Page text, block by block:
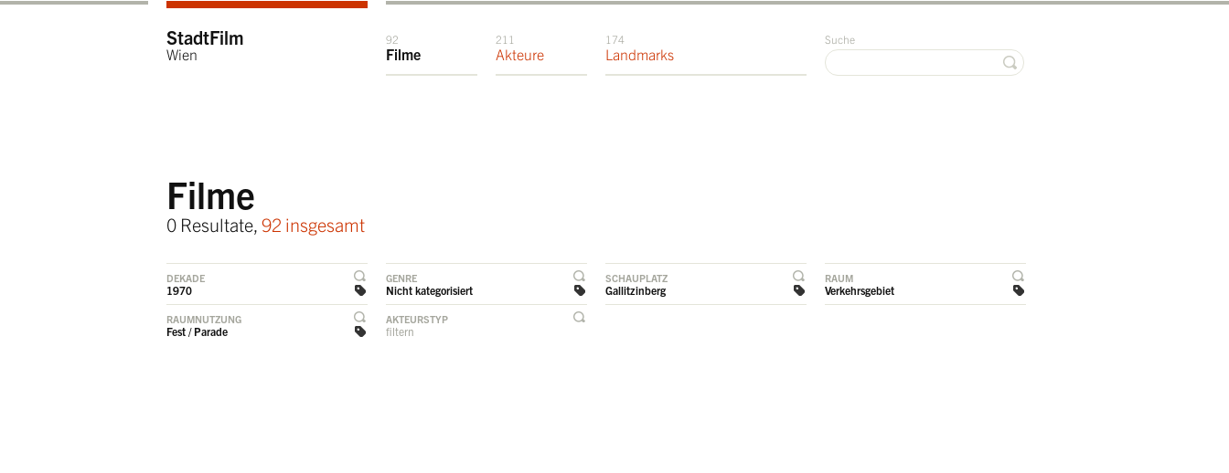
StadtFilm
Wien
92
Filme
211
Akteure
174
Landmarks
Suche
Filme
0 Resultate, 92 insgesamt
DEKADE
1970
GENRE
Nicht kategorisiert
SCHAUPLATZ
Gallitzinberg
RAUM
Verkehrsgebiet
RAUMNUTZUNG
Fest / Parade
AKTEURSTYP
filtern